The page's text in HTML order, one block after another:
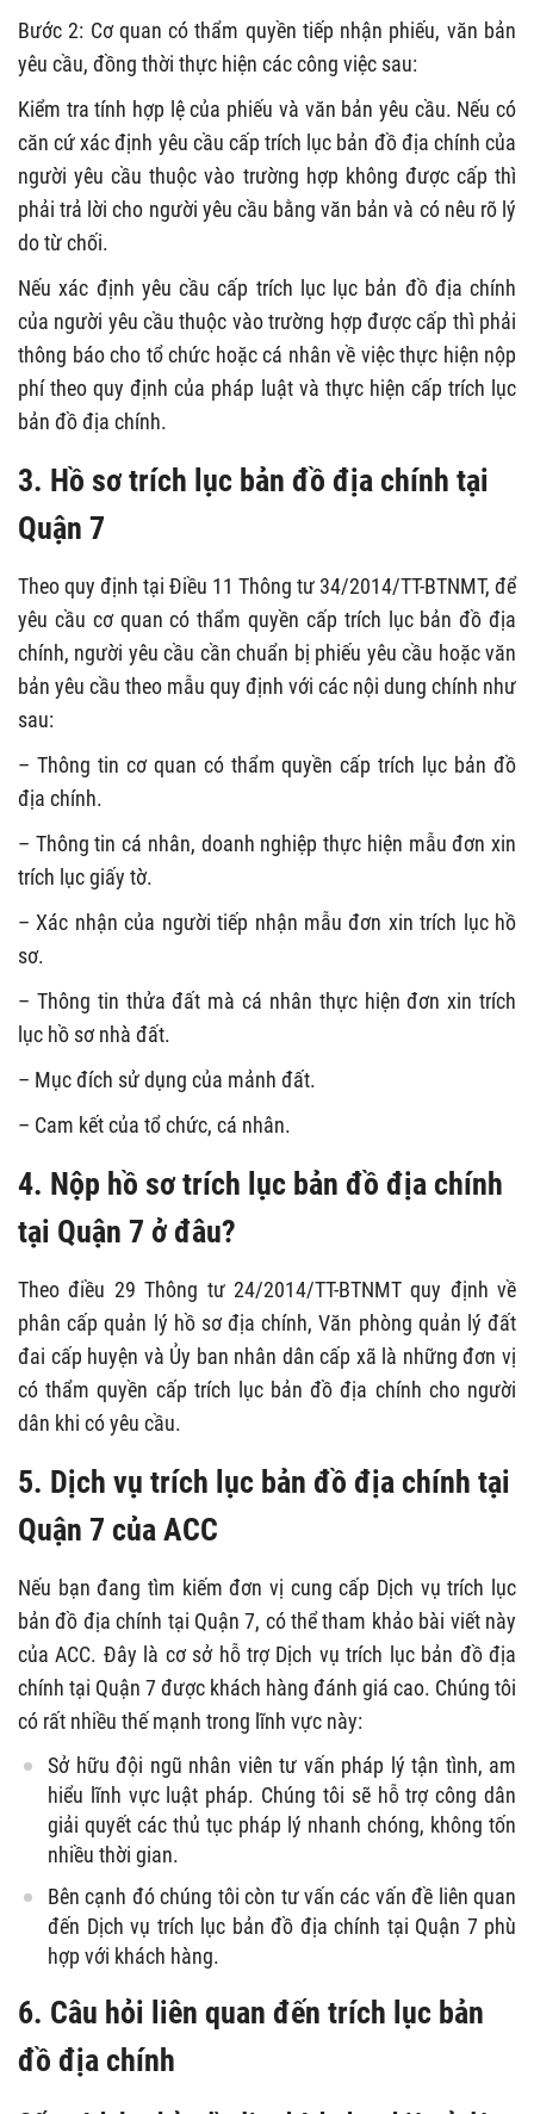
Bước 2: Cơ quan có thẩm quyền tiếp nhận phiếu, văn bản
yêu cầu, đồng thời thực hiện các công việc sau:
Kiểm tra tính hợp lệ của phiếu và văn bản yêu cầu. Nếu có
căn cứ xác định yêu cầu cấp trích lục bản đồ địa chính của
người yêu cầu thuộc vào trường hợp không được cấp thì
phải trả lời cho người yêu cầu bằng văn bản và có nêu rõ lý
do từ chối.
Nếu xác định yêu cầu cấp trích lục lục bản đồ địa chính
của người yêu cầu thuộc vào trường hợp được cấp thì phải
thông báo cho tổ chức hoặc cá nhân về việc thực hiện nộp
phí theo quy định của pháp luật và thực hiện cấp trích lục
bản đồ địa chính.
3. Hồ sơ trích lục bản đồ địa chính tại
Quận 7
Theo quy định tại Điều 11 Thông tư 34/2014/TT-BTNMT, để
yêu cầu cơ quan có thẩm quyền cấp trích lục bản đồ địa
chính, người yêu cầu cần chuẩn bị phiếu yêu cầu hoặc văn
bản yêu cầu theo mẫu quy định với các nội dung chính như
sau:
– Thông tin cơ quan có thẩm quyền cấp trích lục bản đồ
địa chính.
– Thông tin cá nhân, doanh nghiệp thực hiện mẫu đơn xin
trích lục giấy tờ.
– Xác nhận của người tiếp nhận mẫu đơn xin trích lục hồ
sơ.
– Thông tin thửa đất mà cá nhân thực hiện đơn xin trích
lục hồ sơ nhà đất.
– Mục đích sử dụng của mảnh đất.
– Cam kết của tổ chức, cá nhân.
4. Nộp hồ sơ trích lục bản đồ địa chính
tại Quận 7 ở đâu?
Theo điều 29 Thông tư 24/2014/TT-BTNMT quy định về
phân cấp quản lý hồ sơ địa chính, Văn phòng quản lý đất
đai cấp huyện và Ủy ban nhân dân cấp xã là những đơn vị
có thẩm quyền cấp trích lục bản đồ địa chính cho người
dân khi có yêu cầu.
5. Dịch vụ trích lục bản đồ địa chính tại
Quận 7 của ACC
Nếu bạn đang tìm kiếm đơn vị cung cấp Dịch vụ trích lục
bản đồ địa chính tại Quận 7, có thể tham khảo bài viết này
của ACC. Đây là cơ sở hỗ trợ Dịch vụ trích lục bản đồ địa
chính tại Quận 7 được khách hàng đánh giá cao. Chúng tôi
có rất nhiều thế mạnh trong lĩnh vực này:
Sở hữu đội ngũ nhân viên tư vấn pháp lý tận tình, am
hiểu lĩnh vực luật pháp. Chúng tôi sẽ hỗ trợ công dân
giải quyết các thủ tục pháp lý nhanh chóng, không tốn
nhiều thời gian.
Bên cạnh đó chúng tôi còn tư vấn các vấn đề liên quan
đến Dịch vụ trích lục bản đồ địa chính tại Quận 7 phù
hợp với khách hàng.
6. Câu hỏi liên quan đến trích lục bản
đồ địa chính